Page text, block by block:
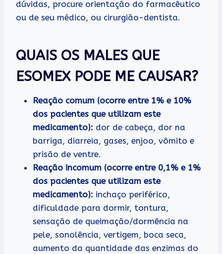
dúvidas, procure orientação do farmacêutico
ou de seu médico, ou cirurgião-dentista.
QUAIS OS MALES QUE
ESOMEX PODE ME CAUSAR?
Reação comum (ocorre entre 1% e 10%
dos pacientes que utilizam este
medicamento): dor de cabeça, dor na
barriga, diarreia, gases, enjoo, vômito e
prisão de ventre.
Reação incomum (ocorre entre 0,1% e 1%
dos pacientes que utilizam este
medicamento): inchaço periférico,
dificuldade para dormir, tontura,
sensação de queimação/dormência na
pele, sonolência, vertigem, boca seca,
aumento da quantidade das enzimas do